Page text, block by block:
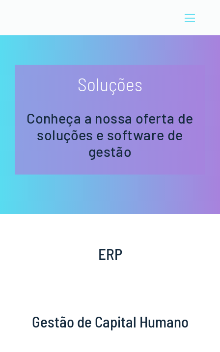
Toggle
Notícias
Soluções
Conheça a nossa oferta de
soluções e software de
gestão
ERP
Gestão de Capital Humano